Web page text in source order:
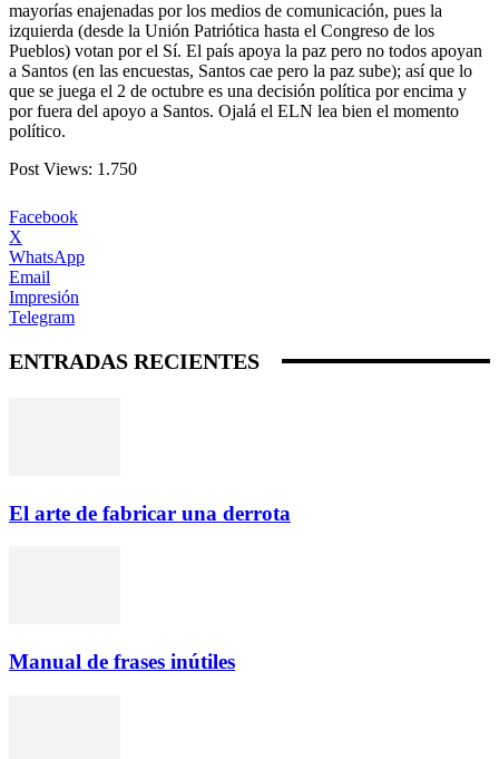
mayorías enajenadas por los medios de comunicación, pues la
izquierda (desde la Unión Patriótica hasta el Congreso de los
Pueblos) votan por el Sí. El país apoya la paz pero no todos apoyan
a Santos (en las encuestas, Santos cae pero la paz sube); así que lo
que se juega el 2 de octubre es una decisión política por encima y
por fuera del apoyo a Santos. Ojalá el ELN lea bien el momento
político.
Post Views: 1.750
Facebook
X
WhatsApp
Email
Impresión
Telegram
ENTRADAS RECIENTES
El arte de fabricar una derrota
Manual de frases inútiles